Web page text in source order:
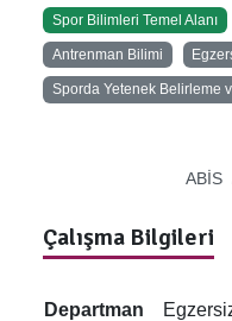
Spor Bilimleri Temel Alanı
Antrenman Bilimi
Sporda Yetenek Belirleme
ABİS
Çalışma Bilgileri
Departman